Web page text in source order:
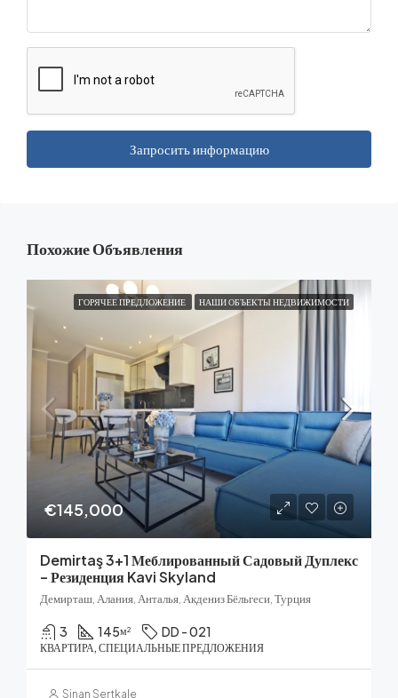
Запросить информацию
Похожие Объявления
ГОРЯЧЕЕ ПРЕДЛОЖЕНИЕ НАШИ ОБЪЕКТЫ НЕДВИЖИМОСТИ
€145,000
Demirtaş 3+1 Меблированный Садовый Дуплекс
– Резиденция Kavi Skyland
Демирташ, Алания, Анталья, Акдениз Бёльгеси, Турция
3 145м² DD - 021
КВАРТИРА, СПЕЦИАЛЬНЫЕ ПРЕДЛОЖЕНИЯ
Sinan Sertkale